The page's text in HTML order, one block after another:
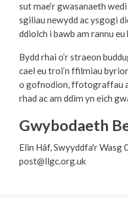
sut mae’r gwasanaeth
sgiliau newydd ac ysgogi
ddiolch i bawb am rannu eu
Bydd rhai o’r straeon
cael eu troi’n ffilmiau
o gofnodion, ffotograffau a
rhad ac am ddim yn eich
Gwybodaeth
Elin Hâf, Swyyddfa'r Wasg
post@llgc.org.uk